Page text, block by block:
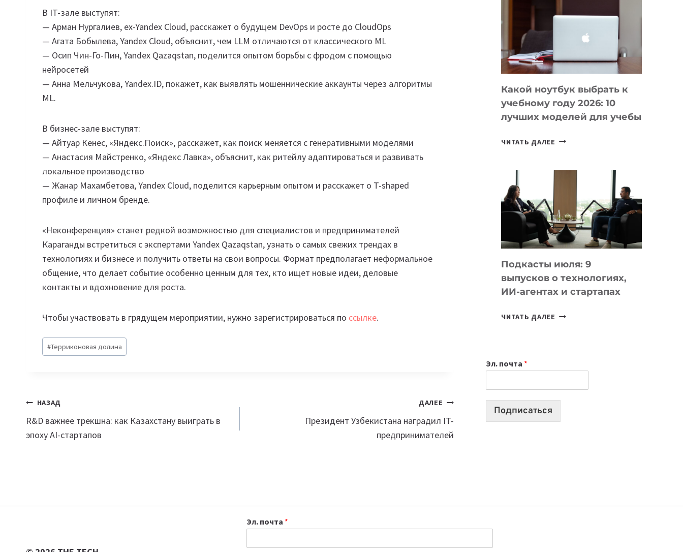
В IT-зале выступят:
— Арман Нургалиев, ex-Yandex Cloud, расскажет о будущем DevOps и росте до CloudOps
— Агата Бобылева, Yandex Cloud, объяснит, чем LLM отличаются от классического ML
— Осип Чин-Го-Пин, Yandex Qazaqstan, поделится опытом борьбы с фродом с помощью
нейросетей
— Анна Мельчукова, Yandex.ID, покажет, как выявлять мошеннические аккаунты через алгоритмы
ML.
В бизнес-зале выступят:
— Айтуар Кенес, «Яндекс.Поиск», расскажет, как поиск меняется с генеративными моделями
— Анастасия Майстренко, «Яндекс Лавка», объяснит, как ритейлу адаптироваться и развивать
локальное производство
— Жанар Махамбетова, Yandex Cloud, поделится карьерным опытом и расскажет о T-shaped
профиле и личном бренде.
«Неконференция» станет редкой возможностью для специалистов и предпринимателей
Караганды встретиться с экспертами Yandex Qazaqstan, узнать о самых свежих трендах в
технологиях и бизнесе и получить ответы на свои вопросы. Формат предполагает неформальное
общение, что делает событие особенно ценным для тех, кто ищет новые идеи, деловые
контакты и вдохновение для роста.
Чтобы участвовать в грядущем мероприятии, нужно зарегистрироваться по ссылке.
Метки
записи:
#Терриконовая долина
Навигация
по
НАЗАД
R&D важнее трекшна: как Казахстану выиграть в
эпоху AI-стартапов
ДАЛЕЕ
Президент Узбекистана наградил IT-
предпринимателей
КОТОРЫЕ
СОЗДАВАТЬ
БЕЗ
КОДА
Какой ноутбук выбрать к
учебному году 2026: 10
лучших моделей для учебы
ЧИТАТЬ ДАЛЕЕ КАКОЙ
2026:
10
ЛУЧШИХ
ДЛЯ
УЧЕБЫ
Подкасты июля: 9
выпусков о технологиях,
ИИ-агентах и стартапах
ЧИТАТЬ ДАЛЕЕ ПОДКАСТЫ
ИИ-
АГЕНТАХ
Эл. почта *
Подписаться
Эл. почта *